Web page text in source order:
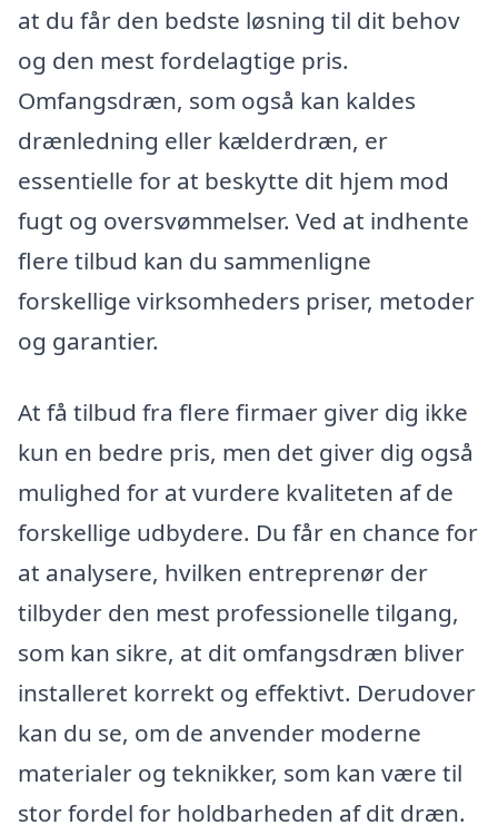
at du får den bedste løsning til dit behov
og den mest fordelagtige pris.
Omfangsdræn, som også kan kaldes
drænledning eller kælderdræn, er
essentielle for at beskytte dit hjem mod
fugt og oversvømmelser. Ved at indhente
flere tilbud kan du sammenligne
forskellige virksomheders priser, metoder
og garantier.
At få tilbud fra flere firmaer giver dig ikke
kun en bedre pris, men det giver dig også
mulighed for at vurdere kvaliteten af de
forskellige udbydere. Du får en chance for
at analysere, hvilken entreprenør der
tilbyder den mest professionelle tilgang,
som kan sikre, at dit omfangsdræn bliver
installeret korrekt og effektivt. Derudover
kan du se, om de anvender moderne
materialer og teknikker, som kan være til
stor fordel for holdbarheden af dit dræn.